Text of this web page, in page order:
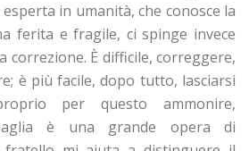
in umanità, che conosce la
ferita e fragile, ci spinge invece
correzione. È difficile, correggere,
è più facile, dopo tutto, lasciarsi
per questo ammonire,
è una grande opera di